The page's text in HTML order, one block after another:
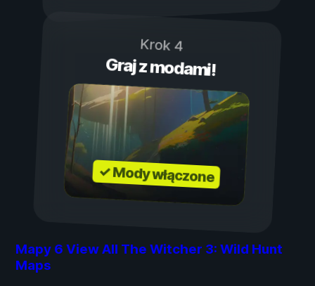
Krok 4
Graj z modami!
✓ Mody włączone
Mapy 6 View All The Witcher 3: Wild Hunt
Maps